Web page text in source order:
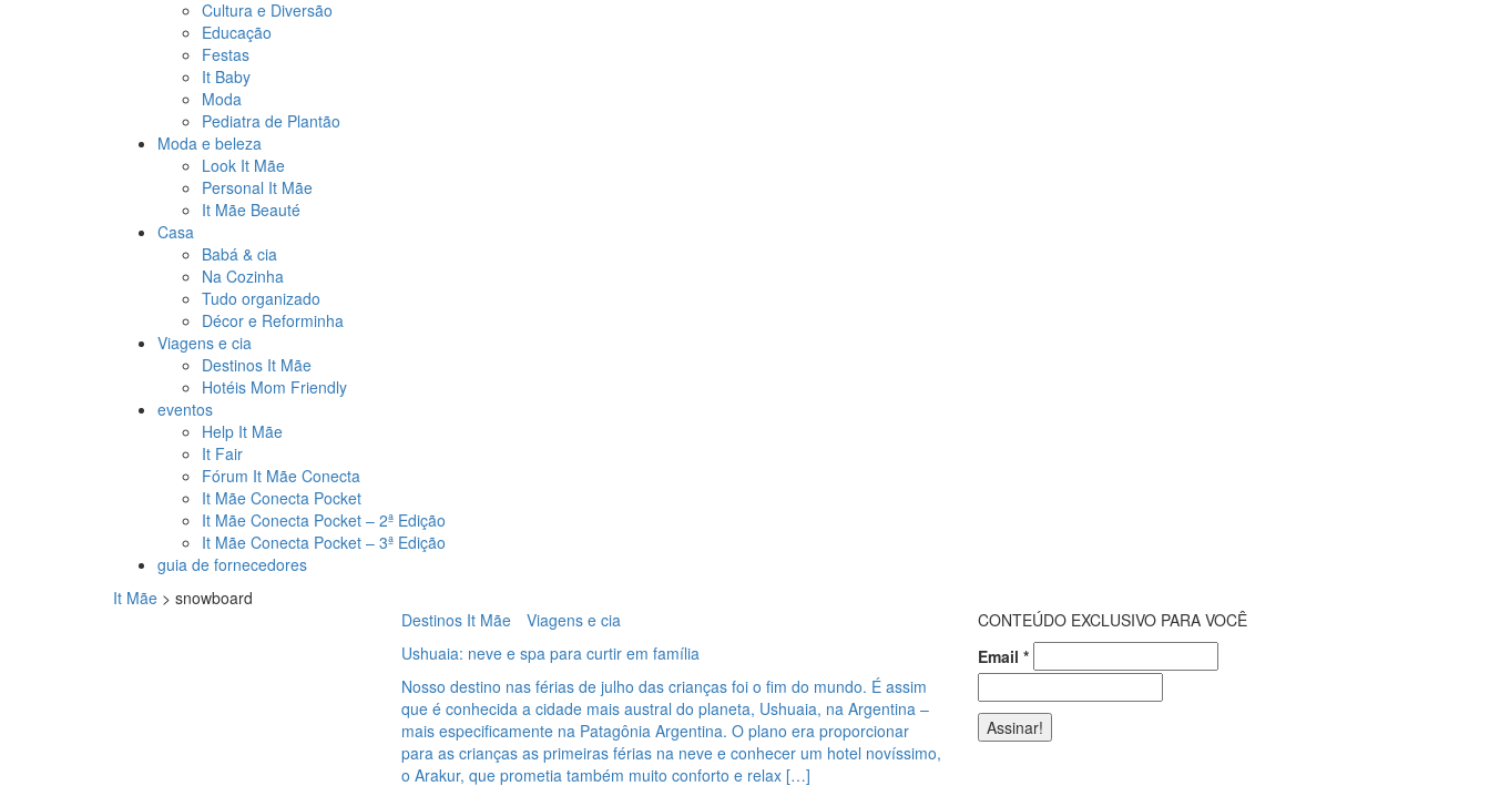
Cultura e Diversão
Educação
Festas
It Baby
Moda
Pediatra de Plantão
Moda e beleza
Look It Mãe
Personal It Mãe
It Mãe Beauté
Casa
Babá & cia
Na Cozinha
Tudo organizado
Décor e Reforminha
Viagens e cia
Destinos It Mãe
Hotéis Mom Friendly
eventos
Help It Mãe
It Fair
Fórum It Mãe Conecta
It Mãe Conecta Pocket
It Mãe Conecta Pocket – 2ª Edição
It Mãe Conecta Pocket – 3ª Edição
guia de fornecedores
It Mãe > snowboard
Destinos It Mãe
Viagens e cia
Ushuaia: neve e spa para curtir em família
Nosso destino nas férias de julho das crianças foi o fim do mundo. É assim
que é conhecida a cidade mais austral do planeta, Ushuaia, na Argentina –
mais especificamente na Patagônia Argentina. O plano era proporcionar
para as crianças as primeiras férias na neve e conhecer um hotel novíssimo,
o Arakur, que prometia também muito conforto e relax […]
CONTEÚDO EXCLUSIVO PARA VOCÊ
Email *